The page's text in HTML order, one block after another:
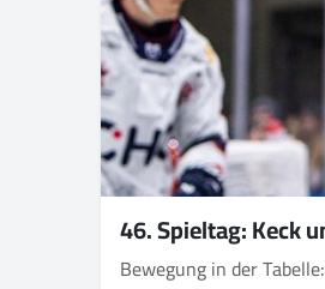
46. Spieltag: Keck
Bewegung in der